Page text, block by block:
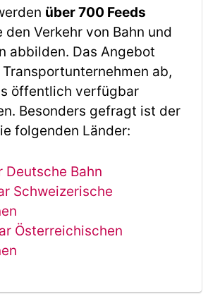
über 700 Feeds
Verkehr von Bahn und
abbilden. Das Angebot
ab,
öffentlich verfügbar
Besonders gefragt ist der
folgenden Länder:
Deutsche Bahn
Schweizerische
Österreichischen